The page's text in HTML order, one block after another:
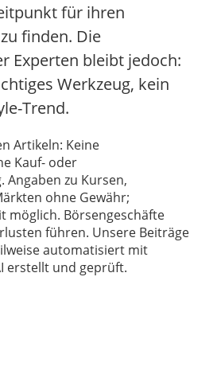
für ihren
finden. Die
Experten bleibt jedoch:
Werkzeug, kein
Trend.
Artikeln: Keine
Kauf- oder
Angaben zu Kursen,
ohne Gewähr;
möglich. Börsengeschäfte
führen. Unsere Beiträge
automatisiert mit
erstellt und geprüft.